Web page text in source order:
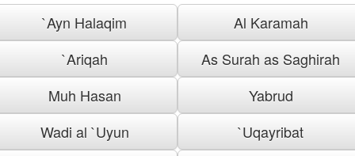
`Ayn Halaqim
Al Karamah
`Ariqah
As Surah as Saghirah
Muh Hasan
Yabrud
Wadi al `Uyun
`Uqayribat